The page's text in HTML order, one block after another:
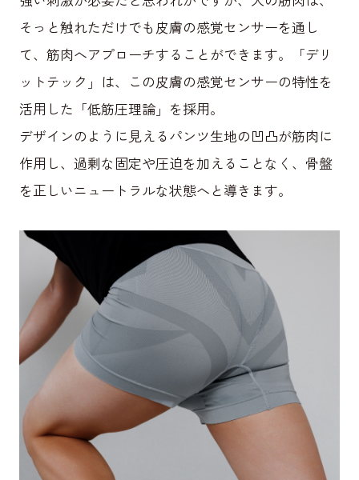
そっと触れただけでも皮膚の感覚センサーを通し
て、筋肉へアプローチすることができます。「デリ
ットテック」は、この皮膚の感覚センサーの特性を
活用した「低筋圧理論」を採用。
デザインのように見えるパンツ生地の凹凸が筋肉に
作用し、過剰な固定や圧迫を加えることなく、骨盤
を正しいニュートラルな状態へと導きます。